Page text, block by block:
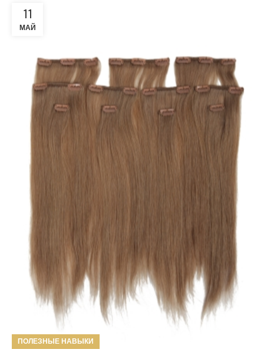
11
МАЙ
ПОЛЕЗНЫЕ НАВЫКИ